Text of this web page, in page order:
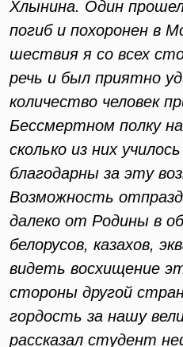
Хлынина. Один
погиб и похоронен в
шествия я со всех
речь и был приятно
количество человек
Бессмертном полку
сколько из них
благодарны за эту
Возможность
далеко от Родины в
белорусов, казахов,
видеть восхищение
стороны другой
гордость за нашу
рассказал студент